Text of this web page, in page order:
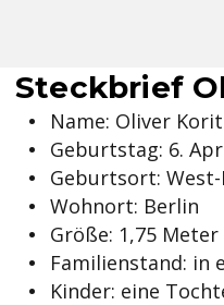
Steckbrief
Name: Oliver
Geburtstag: 6.
Geburtsort:
Wohnort: Berlin
Größe: 1,75 Meter
Familienstand: in
Kinder: eine